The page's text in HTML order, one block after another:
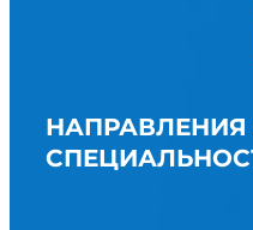
НАПРАВЛЕНИЯ